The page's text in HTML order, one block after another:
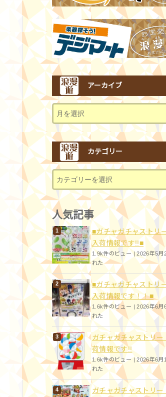
アーカイブ
カテゴリー
人気記事
■ガチャガチャストリ
入荷情報です!!■
1.9k件のビュー|2026年5月
れた
■ガチャガチャストリ
入荷情報です！！■
1.6k件のビュー |2026年6月
れた
ガチャガチャストリー
荷情報です!!
1.6k件のビュー|2026年6月
れた
ガチャガチャストリー